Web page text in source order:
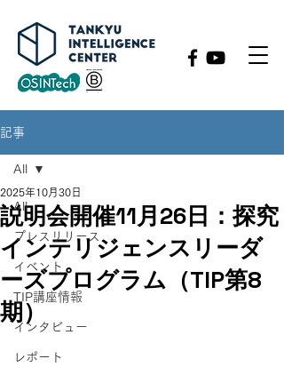
記事
All
プレスリリース
イベント
TIP講座情報
インタビュー
レポート
All
説明会開催11月26日：探究
インテリジェンスリーダ
ーズプログラム（TIP第8
期）
2025年10月30日